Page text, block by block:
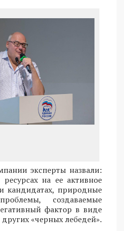
эксперты назвали:
на ее активное
кандидатах, природные
создаваемые
фактор в виде
«черных лебедей».